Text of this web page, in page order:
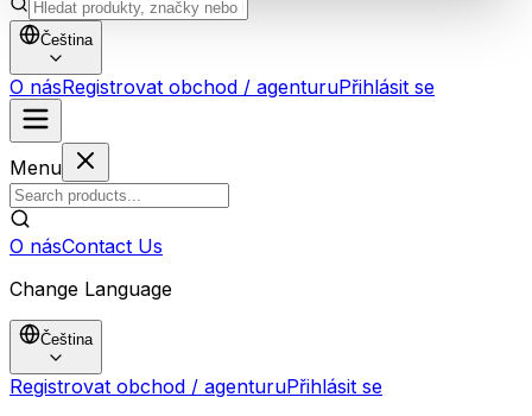
Čeština
O násRegistrovat obchod / agenturuPřihlásit se
Menu
O násContact Us
Change Language
Čeština
Registrovat obchod / agenturuPřihlásit se